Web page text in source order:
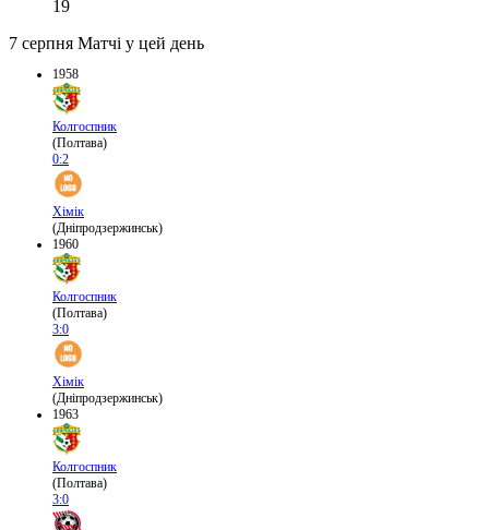
19
7 серпня Матчі у цей день
1958
Колгоспник
(Полтава)
0:2
Хімік
(Дніпродзержинськ)
1960
Колгоспник
(Полтава)
3:0
Хімік
(Дніпродзержинськ)
1963
Колгоспник
(Полтава)
3:0